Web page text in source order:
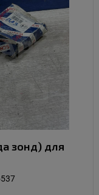
зонд) для